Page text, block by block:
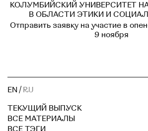
КОЛУМБИЙСКИЙ УНИВЕРСИТЕТ
В ОБЛАСТИ ЭТИКИ И
Отправить заявку на участие в
9 ноября
EN / RU
ТЕКУЩИЙ ВЫПУСК
ВСЕ МАТЕРИАЛЫ
ВСЕ ТЭГИ